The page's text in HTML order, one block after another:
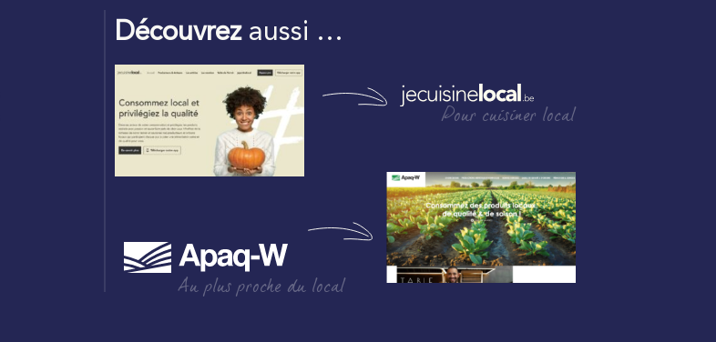
Découvrezaussi …
Pour cuisiner local
Au plus proche du local